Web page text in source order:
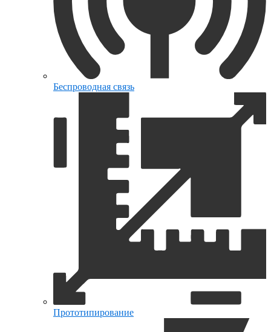
Беспроводная связь
Прототипирование